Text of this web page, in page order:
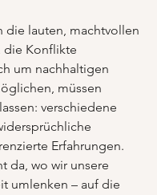
die lauten, machtvollen
die Konflikte
um nachhaltigen
müssen
verschiedene
Erfahrungen.
da, wo wir unsere
umlenken – auf die